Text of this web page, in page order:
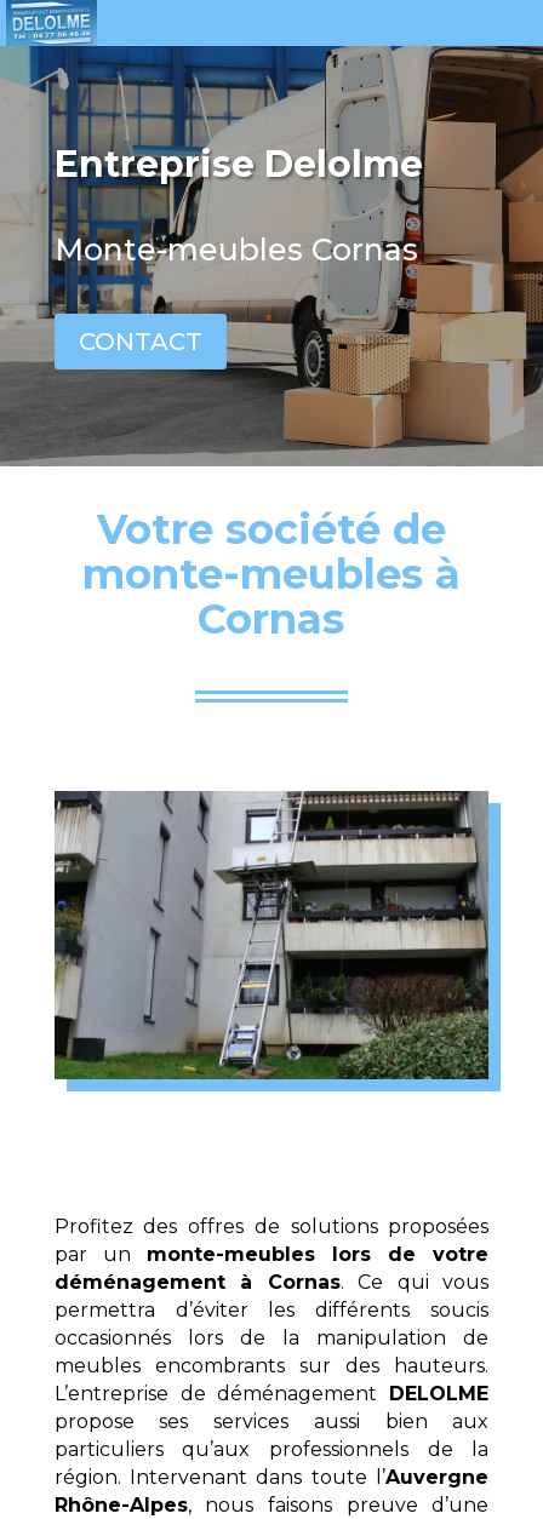
Entreprise Delolme
Monte-meubles Cornas
CONTACT
Votre société de
monte-meubles à
Cornas
Profitez des offres de solutions proposées
par un monte-meubles lors de votre
déménagement à Cornas. Ce qui vous
permettra d’éviter les différents soucis
occasionnés lors de la manipulation de
meubles encombrants sur des hauteurs.
L’entreprise de déménagement
DELOLME
propose ses services aussi bien aux
particuliers qu’aux professionnels de la
région. Intervenant dans toute l’Auvergne
Rhône-Alpes, nous faisons preuve d’une